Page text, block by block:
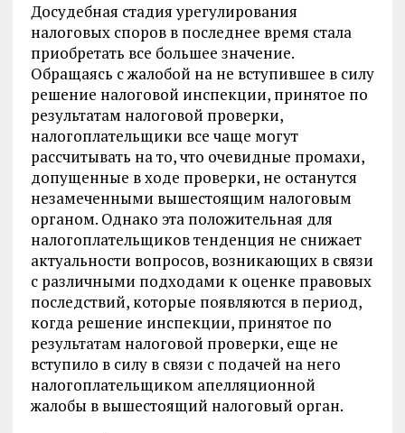
Досудебная стадия урегулирования
налоговых споров в последнее время стала
приобретать все большее значение.
Обращаясь с жалобой на не вступившее в силу
решение налоговой инспекции, принятое по
результатам налоговой проверки,
налогоплательщики все чаще могут
рассчитывать на то, что очевидные промахи,
допущенные в ходе проверки, не останутся
незамеченными вышестоящим налоговым
органом. Однако эта положительная для
налогоплательщиков тенденция не снижает
актуальности вопросов, возникающих в связи
с различными подходами к оценке правовых
последствий, которые появляются в период,
когда решение инспекции, принятое по
результатам налоговой проверки, еще не
вступило в силу в связи с подачей на него
налогоплательщиком апелляционной
жалобы в вышестоящий налоговый орган.